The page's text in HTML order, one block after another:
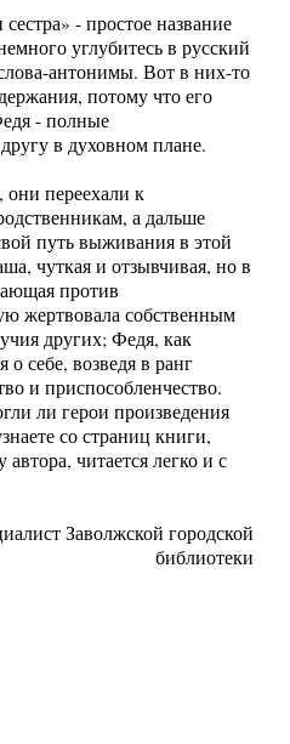
- простое название
углубитесь в русский
антонимы. Вот в них-то
потому что его
- полные
в духовном плане.
они переехали к
а дальше
путь выживания в этой
чуткая и отзывчивая, но в
против
жертвовала собственным
других; Федя, как
о себе, возведя в ранг
и приспособленчество.
ли герои произведения
со страниц книги,
автора, читается легко и с
Заволжской городской
библиотеки